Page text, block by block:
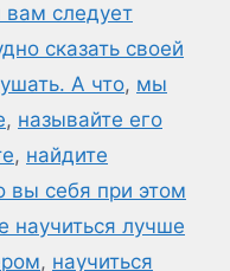
вам следует
сказать своей
А что, мы
, называйте его
, найдите
вы себя при этом
научиться лучше
, научиться